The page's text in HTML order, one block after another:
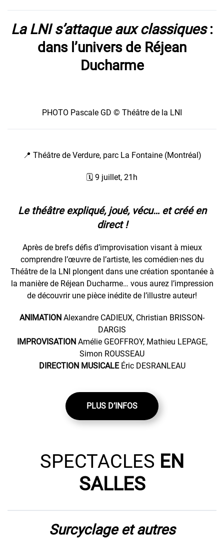
La LNI s’attaque aux classiques:
dans l’univers de Réjean
Ducharme
PHOTO Pascale GD © Théâtre de la LNI
📍 Théâtre de Verdure, parc La Fontaine (Montréal)
🗓️ 9 juillet, 21h
Le théâtre expliqué, joué, vécu… et créé en
direct !
Après de brefs défis d’improvisation visant à mieux
comprendre l’œuvre de l’artiste, les comédien·nes du
Théâtre de la LNI plongent dans une création spontanée à
la manière de Réjean Ducharme… vous aurez l’impression
de découvrir une pièce inédite de l’illustre auteur!
ANIMATION Alexandre CADIEUX, Christian BRISSON-
DARGIS
IMPROVISATION Amélie GEOFFROY, Mathieu LEPAGE,
Simon ROUSSEAU
DIRECTION MUSICALE Éric DESRANLEAU
PLUS D’INFOS
SPECTACLES EN
SALLES
Surcyclage et autres